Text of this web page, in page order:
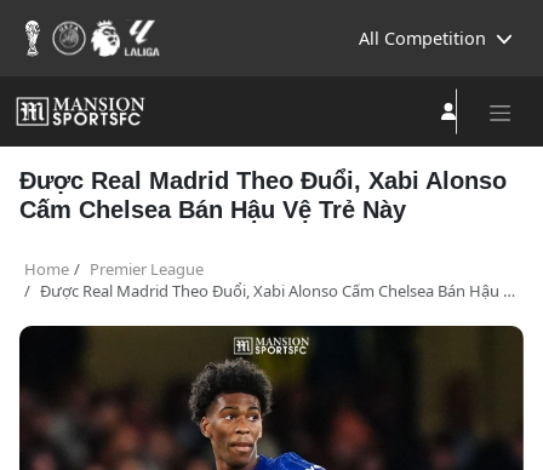
All Competition
Được Real Madrid Theo Đuổi, Xabi Alonso
Cấm Chelsea Bán Hậu Vệ Trẻ Này
Home
Premier League
Được Real Madrid Theo Đuổi, Xabi Alonso Cấm Chelsea Bán Hậu Vệ Trẻ Này